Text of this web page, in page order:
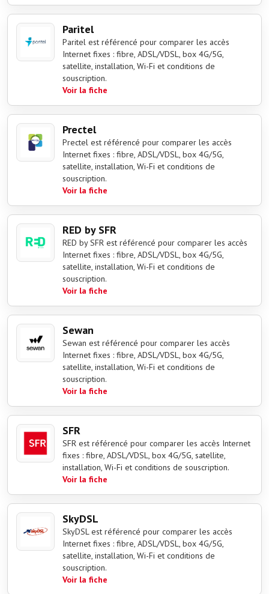
Paritel
Paritel est référencé pour comparer les accès
Internet fixes : fibre, ADSL/VDSL, box 4G/5G,
satellite, installation, Wi-Fi et conditions de
souscription.
Voir la fiche
Prectel
Prectel est référencé pour comparer les accès
Internet fixes : fibre, ADSL/VDSL, box 4G/5G,
satellite, installation, Wi-Fi et conditions de
souscription.
Voir la fiche
RED by SFR
RED by SFR est référencé pour comparer les accès
Internet fixes : fibre, ADSL/VDSL, box 4G/5G,
satellite, installation, Wi-Fi et conditions de
souscription.
Voir la fiche
Sewan
Sewan est référencé pour comparer les accès
Internet fixes : fibre, ADSL/VDSL, box 4G/5G,
satellite, installation, Wi-Fi et conditions de
souscription.
Voir la fiche
SFR
SFR est référencé pour comparer les accès Internet
fixes : fibre, ADSL/VDSL, box 4G/5G, satellite,
installation, Wi-Fi et conditions de souscription.
Voir la fiche
SkyDSL
SkyDSL est référencé pour comparer les accès
Internet fixes : fibre, ADSL/VDSL, box 4G/5G,
satellite, installation, Wi-Fi et conditions de
souscription.
Voir la fiche